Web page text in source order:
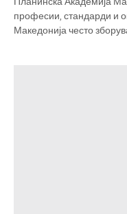
професии, стандарди и
Македонија често